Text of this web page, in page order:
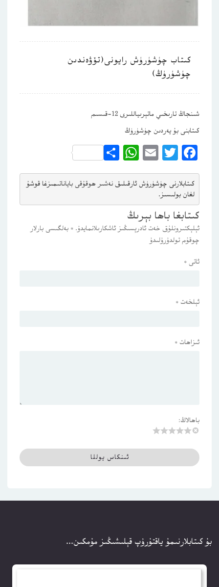
كىتاب چۈشۈرۈش رايونى(تۆۋەندىن
چۈشۈرۈڭ)
شىنجاڭ تارىخىي ماتېرىياللىرى 12-قىسىم
كىتابنى بۇ يەردىن چۈشۈرۈڭ
Facebook
Twitter
Email
WhatsApp
Share
كىتابلارنى چۈشۈرۈش ئارقىلىق نەشىر ھوقۇقى باياناتىمىزغا قوشۇ
لغان بولىسىز.
كىتابغا باھا بېرىڭ
ئېلېكتىرونلۇق خەت ئادرېسىڭىز ئاشكارىلانمايدۇ. * بەلگىسى بارلار
چوقۇم تولدۇرۇلىدۇ
ئاتى *
ئېلخەت *
ئىزاھات *
باھالاڭ:
بۇ كىتابلارنىمۇ ياقتۇرۇپ قېلىشىڭىز مۇمكىن...